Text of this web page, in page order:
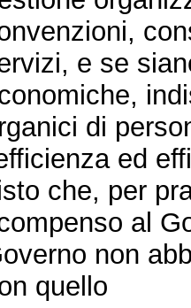
e se
di
ed
che, per
al
non
quello